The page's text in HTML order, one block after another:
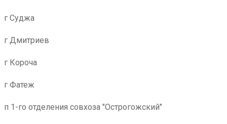
уровне.
г Суджа
г Дмитриев
г Короча
г Фатеж
п 1-го отделения совхоза "Острогожский"